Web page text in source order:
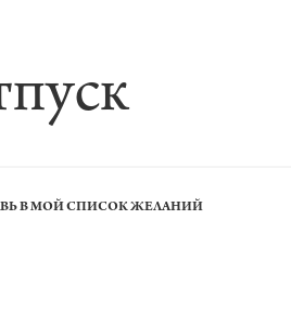
В МОЙ СПИСОК ЖЕЛАНИЙ